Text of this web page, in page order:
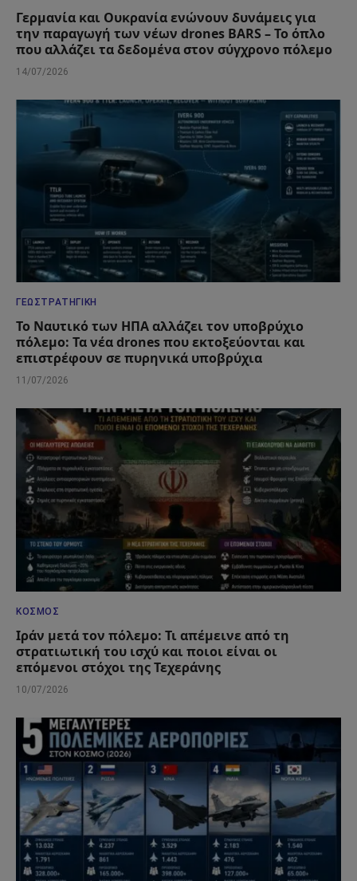
Γερμανία και Ουκρανία ενώνουν δυνάμεις για
την παραγωγή των νέων drones BARS – Το όπλο
που αλλάζει τα δεδομένα στον σύγχρονο πόλεμο
14/07/2026
ΓΕΩΣΤΡΑΤΗΓΙΚΉ
Το Ναυτικό των ΗΠΑ αλλάζει τον υποβρύχιο
πόλεμο: Τα νέα drones που εκτοξεύονται και
επιστρέφουν σε πυρηνικά υποβρύχια
11/07/2026
ΚΌΣΜΟΣ
Ιράν μετά τον πόλεμο: Τι απέμεινε από τη
στρατιωτική του ισχύ και ποιοι είναι οι
επόμενοι στόχοι της Τεχεράνης
10/07/2026